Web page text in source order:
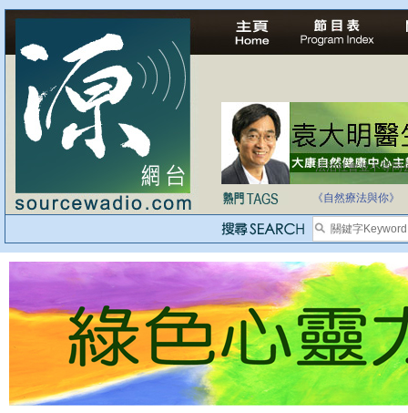
法治社會並不等同
《自然療法與你》